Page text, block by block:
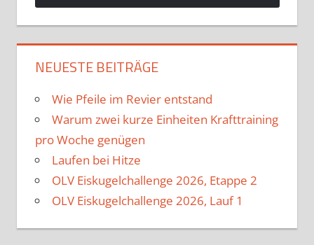
NEUESTE BEITRÄGE
Wie Pfeile im Revier entstand
Warum zwei kurze Einheiten Krafttraining
pro Woche genügen
Laufen bei Hitze
OLV Eiskugelchallenge 2026, Etappe 2
OLV Eiskugelchallenge 2026, Lauf 1